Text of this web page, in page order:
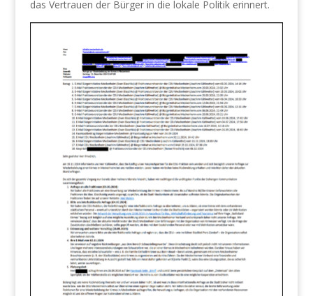
das Vertrauen der Bürger in die lokale Politik erinnert.